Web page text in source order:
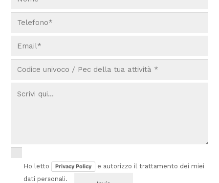
Ho letto Privacy Policy
e autorizzo il trattamento dei miei
dati personali.